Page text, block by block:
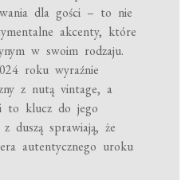
dla gości – to nie
akcenty, które
w swoim rodzaju.
roku wyraźnie
z nutą vintage, a
to klucz do jego
duszą sprawiają, że
autentycznego uroku